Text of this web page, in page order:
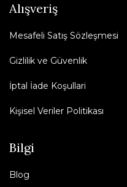
Alışveriş
Mesafeli Satış Sözleşmesi
Gizlilik ve Güvenlik
İptal İade Koşullari
Kişisel Veriler Politikası
Bilgi
Blog